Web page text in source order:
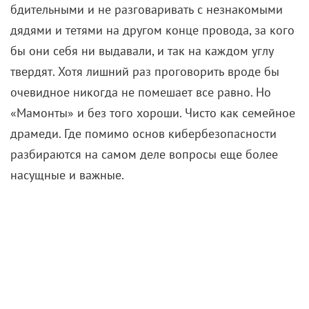
бдительными и не разговаривать с незнакомыми
дядями и тетями на другом конце провода, за кого
бы они себя ни выдавали, и так на каждом углу
твердят. Хотя лишний раз проговорить вроде бы
очевидное никогда не помешает все равно. Но
«Мамонты» и без того хороши. Чисто как семейное
драмеди. Где помимо основ кибербезопасности
разбираются на самом деле вопросы еще более
насущные и важные.